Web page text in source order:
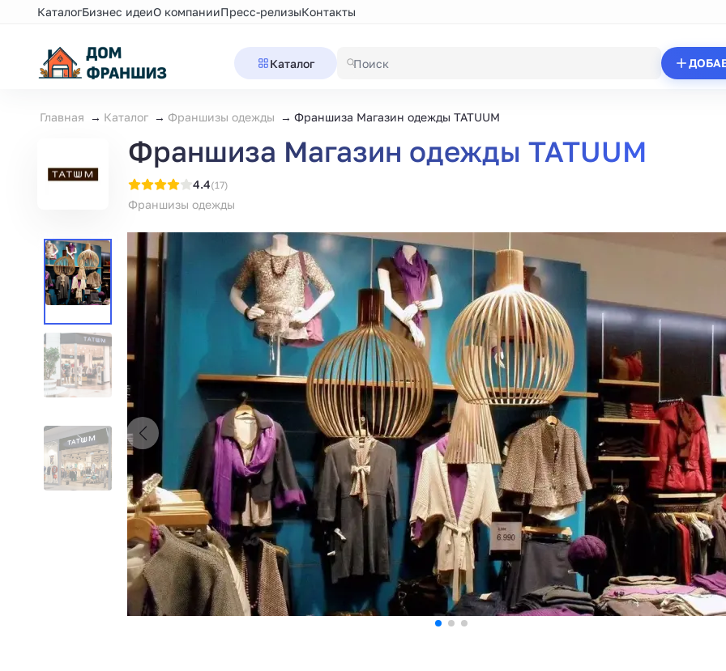
КаталогБизнес идеиО компанииПресс-релизыКонтакты
Каталог
Главная Каталог Франшизы одежды Франшиза Магазин одежды TATUUM
Франшиза Магазин одежды TATUUM
4.4(17)
Франшизы одежды